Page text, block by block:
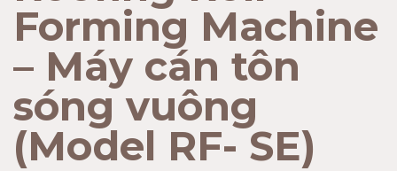
Forming Machine
– Máy cán tôn
sóng vuông
(Model RF- SE)